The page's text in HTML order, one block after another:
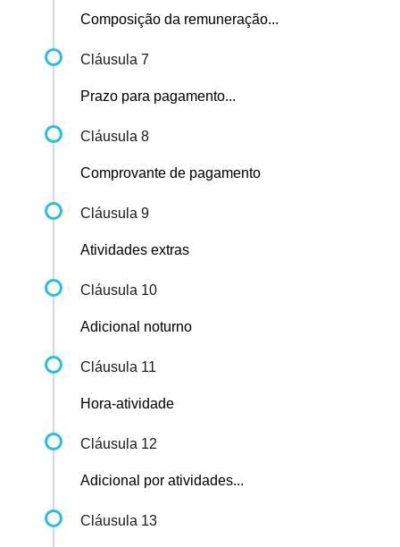
Composição da remuneração...
Cláusula 7
Prazo para pagamento...
Cláusula 8
Comprovante de pagamento
Cláusula 9
Atividades extras
Cláusula 10
Adicional noturno
Cláusula 11
Hora-atividade
Cláusula 12
Adicional por atividades...
Cláusula 13